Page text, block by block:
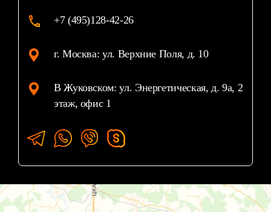
+7 (495)128-42-26
г. Москва: ул. Верхние Поля, д. 10
В Жуковском: ул. Энергетическая, д. 9а, 2
этаж, офис 1